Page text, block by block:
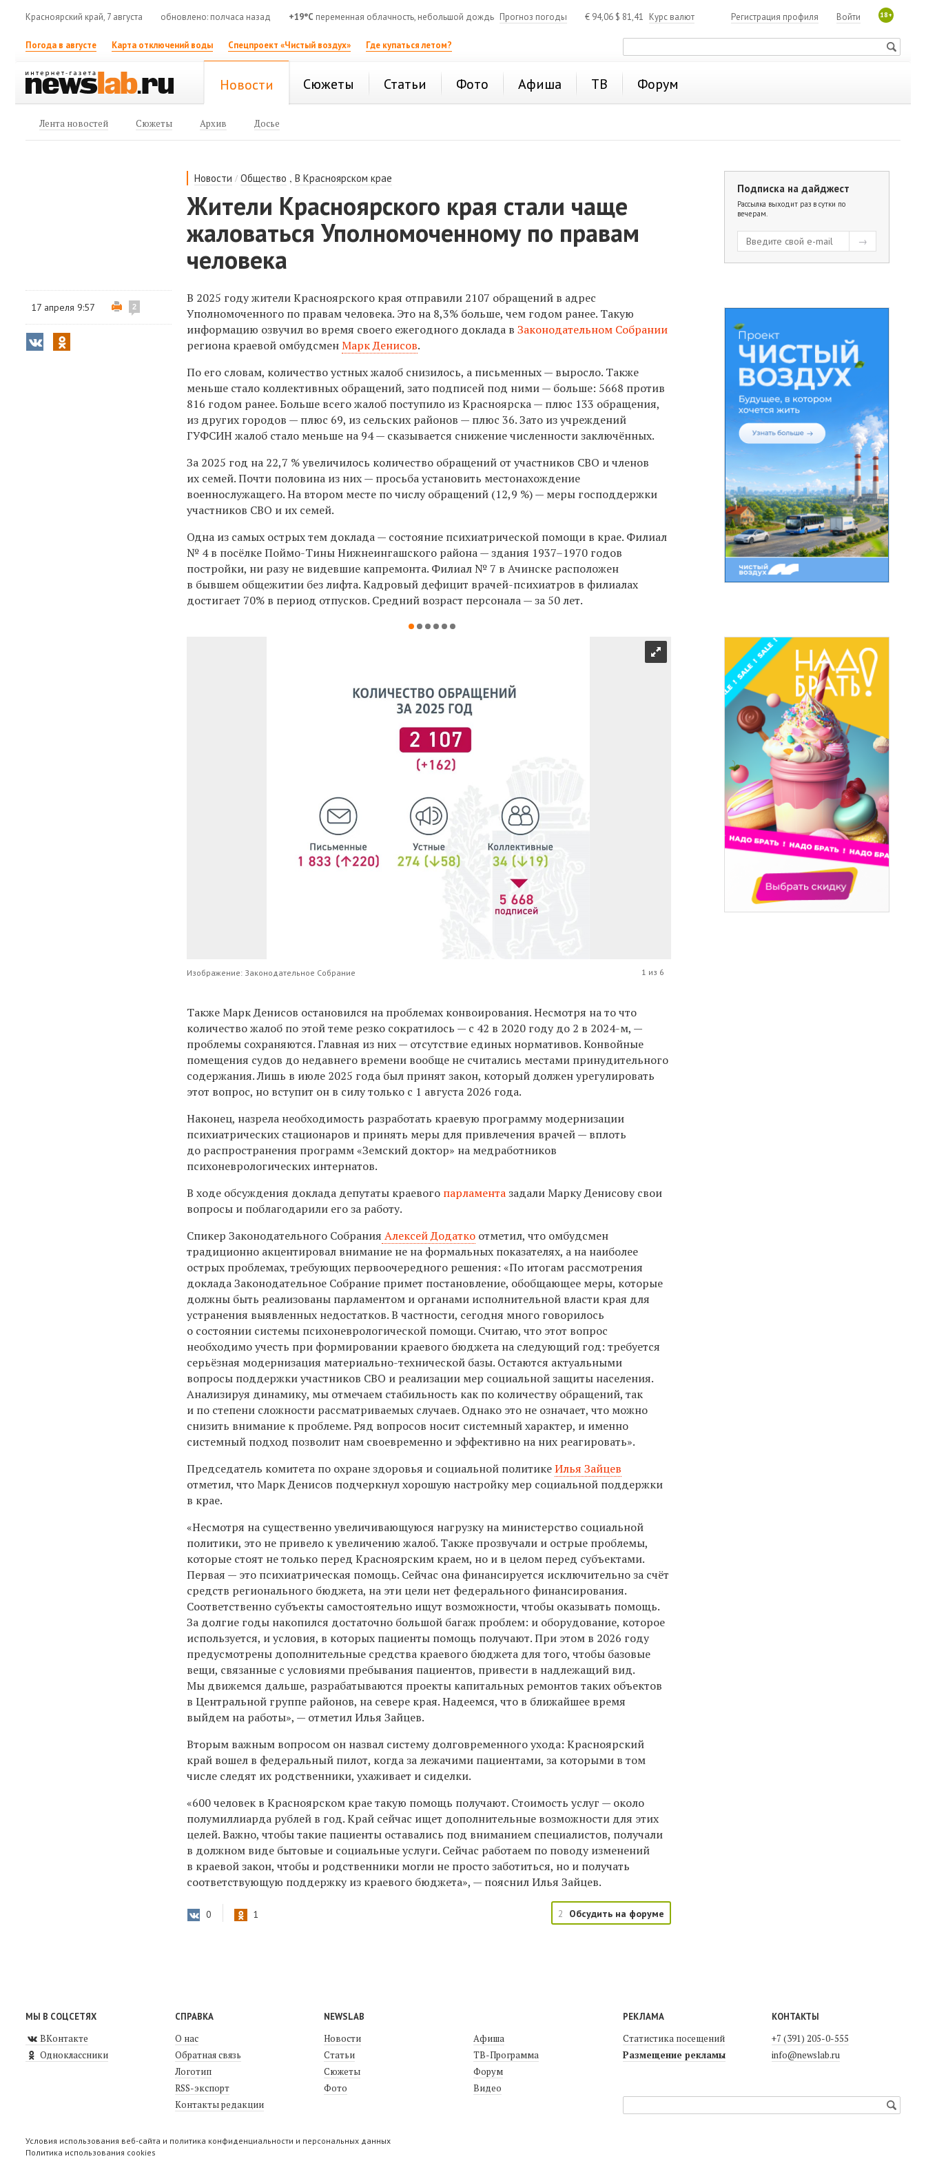
Красноярский край, 7 августа обновлено: полчаса назад +19°C переменная облачность, небольшой дождь Прогноз погоды € 94,06 $ 81,41 Курс валют 18+
Войти
Регистрация профиля
Погода в августе Карта отключений воды Спецпроект «Чистый воздух» Где купаться летом?
Новости Сюжеты Статьи Фото Афиша ТВ Форум
Лента новостей Сюжеты Архив Досье
Новости /Общество ,В Красноярском крае
Жители Красноярского края стали чаще
жаловаться Уполномоченному по правам
человека
17 апреля 9:57 2
В 2025 году жители Красноярского края отправили 2107 обращений в адрес
Уполномоченного по правам человека. Это на 8,3% больше, чем годом ранее. Такую
информацию озвучил во время своего ежегодного доклада вЗаконодательном Собрании
региона краевой омбудсменМарк Денисов.
По его словам, количество устных жалоб снизилось, а письменных — выросло. Также
меньше стало коллективных обращений, зато подписей под ними — больше: 5668 против
816 годом ранее. Больше всего жалоб поступило из Красноярска — плюс 133 обращения,
из других городов — плюс 69, из сельских районов — плюс 36. Зато из учреждений
ГУФСИН жалоб стало меньше на 94 — сказывается снижение численности заключённых.
За 2025 год на 22,7 % увеличилось количество обращений от участников СВО и членов
их семей. Почти половина из них— просьба установить местонахождение
военнослужащего. На втором месте по числу обращений (12,9 %) — меры господдержки
участников СВО и их семей.
Одна из самых острых тем доклада — состояние психиатрической помощи в крае. Филиал
№ 4 в посёлке Поймо-Тины Нижнеингашского района — здания 1937–1970 годов
постройки, ни разу не видевшие капремонта. Филиал № 7 в Ачинске расположен
в бывшем общежитии без лифта. Кадровый дефицит врачей-психиатров в филиалах
достигает 70% в период отпусков. Средний возраст персонала — за 50 лет.
Изображение: Законодательное Собрание 1 из 6
Также Марк Денисов остановился на проблемах конвоирования. Несмотря на то что
количество жалоб по этой теме резко сократилось — с 42 в 2020 году до 2 в 2024-м, —
проблемы сохраняются. Главная из них — отсутствие единых нормативов. Конвойные
помещения судов до недавнего времени вообще не считались местами принудительного
содержания. Лишь в июле 2025 года был принят закон, который должен урегулировать
этот вопрос, но вступит он в силу только с 1 августа 2026 года.
Наконец, назрела необходимость разработать краевую программу модернизации
психиатрических стационаров и принять меры для привлечения врачей — вплоть
до распространения программ «Земский доктор» на медработников
психоневрологических интернатов.
В ходе обсуждения доклада депутаты краевого парламентазадали Марку Денисову свои
вопросы и поблагодарили его за работу.
Спикер Законодательного Собрания Алексей Додатко отметил, что омбудсмен
традиционно акцентировал внимание не на формальных показателях, а на наиболее
острых проблемах, требующих первоочередного решения: «По итогам рассмотрения
доклада Законодательное Собрание примет постановление, обобщающее меры, которые
должны быть реализованы парламентом и органами исполнительной власти края для
устранения выявленных недостатков. В частности, сегодня много говорилось
о состоянии системы психоневрологической помощи. Считаю, что этот вопрос
необходимо учесть при формировании краевого бюджета на следующий год: требуется
серьёзная модернизация материально-технической базы. Остаются актуальными
вопросы поддержки участников СВО и реализации мер социальной защиты населения.
Анализируя динамику, мы отмечаем стабильность как по количеству обращений, так
и по степени сложности рассматриваемых случаев. Однако это не означает, что можно
снизить внимание к проблеме. Ряд вопросов носит системный характер, и именно
системный подход позволит нам своевременно и эффективно на них реагировать».
Председатель комитета по охране здоровья и социальной политикеИлья Зайцев
отметил, что Марк Денисов подчеркнул хорошую настройку мер социальной поддержки
в крае.
«Несмотря на существенно увеличивающуюся нагрузку на министерство социальной
политики, это не привело к увеличению жалоб. Также прозвучали и острые проблемы,
которые стоят не только перед Красноярским краем, но и в целом перед субъектами.
Первая — это психиатрическая помощь. Сейчас она финансируется исключительно за счёт
средств регионального бюджета, на эти цели нет федерального финансирования.
Соответственно субъекты самостоятельно ищут возможности, чтобы оказывать помощь.
За долгие годы накопился достаточно большой багаж проблем: и оборудование, которое
используется, и условия, в которых пациенты помощь получают. При этом в 2026 году
предусмотрены дополнительные средства краевого бюджета для того, чтобы базовые
вещи, связанные с условиями пребывания пациентов, привести в надлежащий вид.
Мы движемся дальше, разрабатываются проекты капитальных ремонтов таких объектов
в Центральной группе районов, на севере края. Надеемся, что в ближайшее время
выйдем на работы», — отметил Илья Зайцев.
Вторым важным вопросом он назвал систему долговременного ухода: Красноярский
край вошел в федеральный пилот, когда за лежачими пациентами, за которыми в том
числе следят их родственники, ухаживает и сиделки.
«600 человек в Красноярском крае такую помощь получают. Стоимость услуг — около
полумиллиарда рублей в год. Край сейчас ищет дополнительные возможности для этих
целей. Важно, чтобы такие пациенты оставались под вниманием специалистов, получали
в должном виде бытовые и социальные услуги. Сейчас работаем по поводу изменений
в краевой закон, чтобы и родственники могли не просто заботиться, но и получать
соответствующую поддержку из краевого бюджета», — пояснил Илья Зайцев.
0 1 2 Обсудить на форуме
Подписка на дайджест
Рассылка выходит раз в сутки по
вечерам.
МЫ В СОЦСЕТЯХ
ВКонтакте
Одноклассники
СПРАВКА
О нас
Обратная связь
Логотип
RSS-экспорт
Контакты редакции
NEWSLAB
Новости
Статьи
Сюжеты
Фото
Афиша
ТВ-Программа
Форум
Видео
РЕКЛАМА
Статистика посещений
Размещение рекламы
КОНТАКТЫ
+7 (391) 205-0-555
info@newslab.ru
Условия использования веб-сайта и политика конфиденциальности и персональных данных
Политика использования cookies